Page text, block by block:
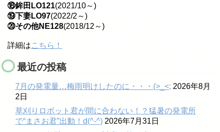
⑱鉾田LO121(2021/10～)
⑲下妻LO97(2022/2～)
⑳その他NE128(2018/12～)
詳細はこちら！
最近の投稿
7月の発電量…梅雨明けしたのに・・・(>_<; 2026年8月
2日
草刈りロボット君が間に合わない！？猛暑の発電所
で“まさお君”出動！d(^-^) 2026年7月31日